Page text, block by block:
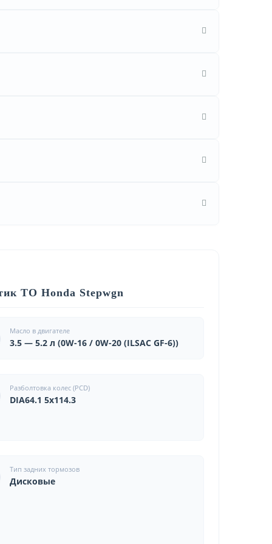
ТО Honda Stepwgn
Масло в двигателе
3.5 — 5.2 л (0W-16 / 0W-20 (ILSAC GF-6))
Разболтовка колес (PCD)
DIA64.1 5x114.3
Тип задних тормозов
Дисковые